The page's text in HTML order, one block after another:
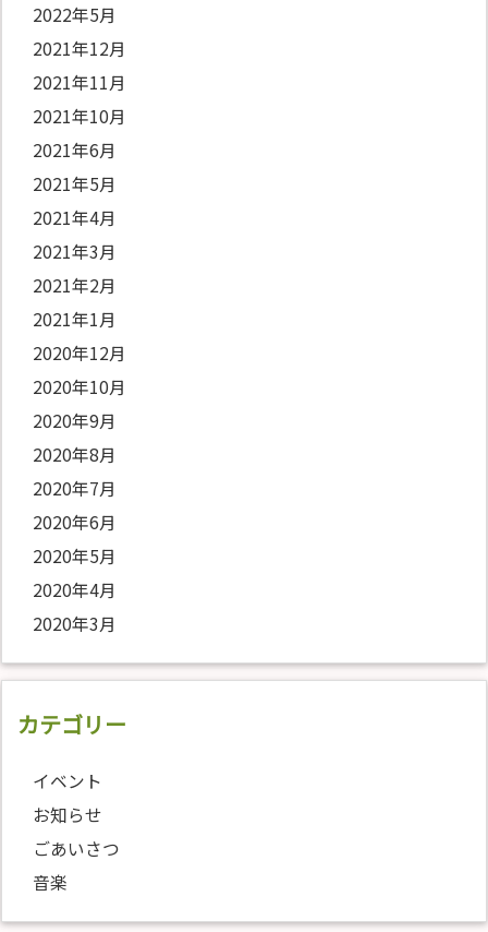
2022年5月
2021年12月
2021年11月
2021年10月
2021年6月
2021年5月
2021年4月
2021年3月
2021年2月
2021年1月
2020年12月
2020年10月
2020年9月
2020年8月
2020年7月
2020年6月
2020年5月
2020年4月
2020年3月
カテゴリー
イベント
お知らせ
ごあいさつ
音楽